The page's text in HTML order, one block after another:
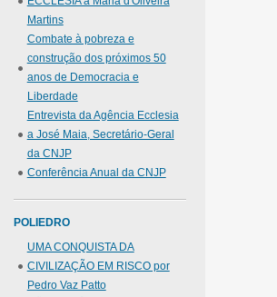
Martins
Combate à pobreza e
construção dos próximos 50
anos de Democracia e
Liberdade
Entrevista da Agência Ecclesia
a José Maia, Secretário-Geral
da CNJP
Conferência Anual da CNJP
POLIEDRO
UMA CONQUISTA DA
CIVILIZAÇÃO EM RISCO por
Pedro Vaz Patto